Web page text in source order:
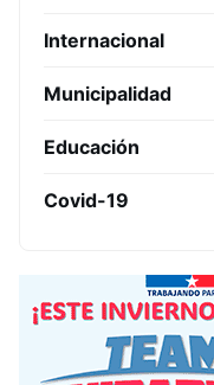
Internacional
Municipalidad
Educación
Covid-19